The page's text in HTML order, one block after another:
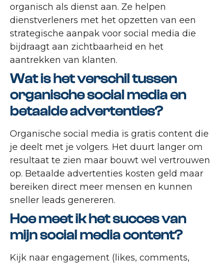
organisch als dienst aan. Ze helpen
dienstverleners met het opzetten van een
strategische aanpak voor social media die
bijdraagt aan zichtbaarheid en het
aantrekken van klanten.
Wat is het verschil tussen
organische social media en
betaalde advertenties?
Organische social media is gratis content die
je deelt met je volgers. Het duurt langer om
resultaat te zien maar bouwt wel vertrouwen
op. Betaalde advertenties kosten geld maar
bereiken direct meer mensen en kunnen
sneller leads genereren.
Hoe meet ik het succes van
mijn social media content?
Kijk naar engagement (likes, comments,